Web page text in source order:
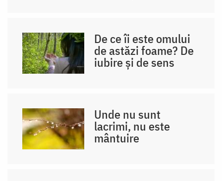
De ce îi este omului
de astăzi foame? De
iubire și de sens
Unde nu sunt
lacrimi, nu este
mântuire